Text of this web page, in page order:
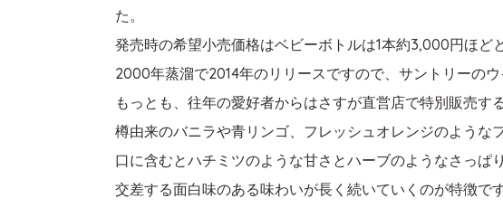
た。
発売時の希望小売価格はベビーボトルは1本約3,000円ほど
2000年蒸溜で2014年のリリースですので、サントリーの
もっとも、往年の愛好者からはさすが直営店で特別販売す
樽由来のバニラや青リンゴ、フレッシュオレンジのような
口に含むとハチミツのような甘さとハーブのようなさっ
交差する面白味のある味わいが長く続いていくのが特徴です